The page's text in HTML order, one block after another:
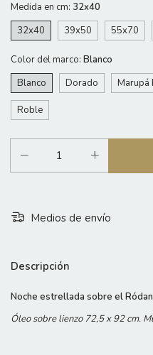
Medida en cm: 32x40
32x40
39x50 55x70
Color del marco: Blanco
Blanco
Dorado Marupá
Roble
Medios de envío
Descripción
Noche estrellada sobre el
Óleo sobre lienzo 72,5 x 92 cm.